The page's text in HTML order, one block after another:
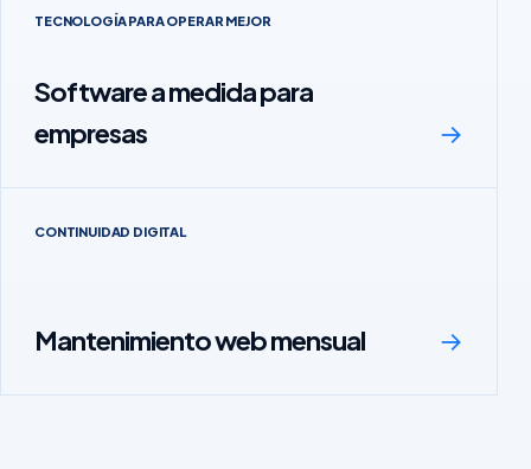
TECNOLOGÍA PARA OPERAR MEJOR
Software a medida para
empresas
→
CONTINUIDAD DIGITAL
Mantenimiento web mensual →